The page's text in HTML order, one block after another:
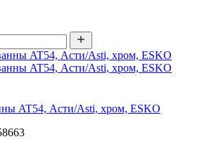
AT54, Асти/Asti, хром, ESKO